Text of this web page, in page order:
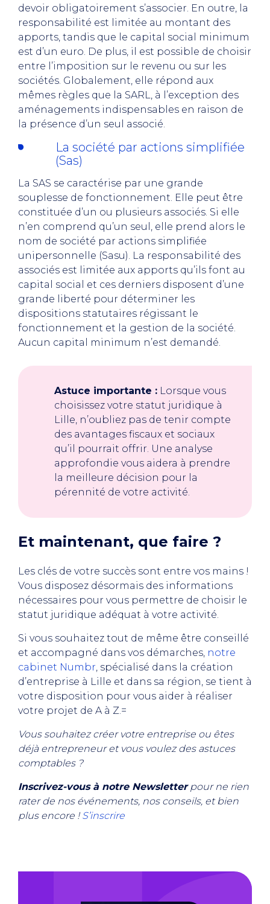
devoir obligatoirement s’associer. En outre, la
responsabilité est limitée au montant des
apports, tandis que le capital social minimum
est d’un euro. De plus, il est possible de choisir
entre l’imposition sur le revenu ou sur les
sociétés. Globalement, elle répond aux
mêmes règles que la SARL, à l’exception des
aménagements indispensables en raison de
la présence d’un seul associé.
La société par actions simplifiée
(Sas)
La SAS se caractérise par une grande
souplesse de fonctionnement. Elle peut être
constituée d’un ou plusieurs associés. Si elle
n’en comprend qu’un seul, elle prend alors le
nom de société par actions simplifiée
unipersonnelle (Sasu). La responsabilité des
associés est limitée aux apports qu’ils font au
capital social et ces derniers disposent d’une
grande liberté pour déterminer les
dispositions statutaires régissant le
fonctionnement et la gestion de la société.
Aucun capital minimum n’est demandé.
Astuce importante : Lorsque vous
choisissez votre statut juridique à
Lille, n’oubliez pas de tenir compte
des avantages fiscaux et sociaux
qu’il pourrait offrir. Une analyse
approfondie vous aidera à prendre
la meilleure décision pour la
pérennité de votre activité.
Et maintenant, que faire ?
Les clés de votre succès sont entre vos mains !
Vous disposez désormais des informations
nécessaires pour vous permettre de choisir le
statut juridique adéquat à votre activité.
Si vous souhaitez tout de même être conseillé
et accompagné dans vos démarches, notre
cabinet Numbr, spécialisé dans la création
d’entreprise à Lille et dans sa région, se tient à
votre disposition pour vous aider à réaliser
votre projet de A à Z.=
Vous souhaitez créer votre entreprise ou êtes
déjà entrepreneur et vous voulez des astuces
comptables ?
Inscrivez-vous à notre Newsletterpour ne rien
rater de nos événements, nos conseils, et bien
plus encore !S’inscrire